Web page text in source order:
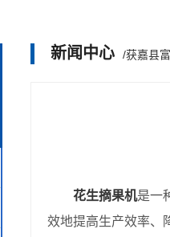
新闻中心 /获嘉县
花生摘果机是一
效地提高生产效率、